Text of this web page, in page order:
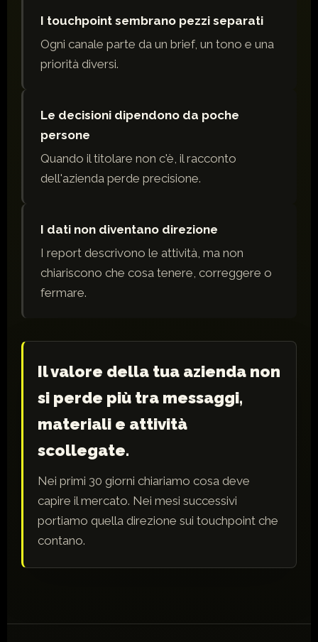
I touchpoint sembrano pezzi separati
Ogni canale parte da un brief, un tono e una
priorità diversi.
Le decisioni dipendono da poche
persone
Quando il titolare non c'è, il racconto
dell'azienda perde precisione.
I dati non diventano direzione
I report descrivono le attività, ma non
chiariscono che cosa tenere, correggere o
fermare.
Il valore della tua azienda non
si perde più tra messaggi,
materiali e attività
scollegate.
Nei primi 30 giorni chiariamo cosa deve
capire il mercato. Nei mesi successivi
portiamo quella direzione sui touchpoint che
contano.